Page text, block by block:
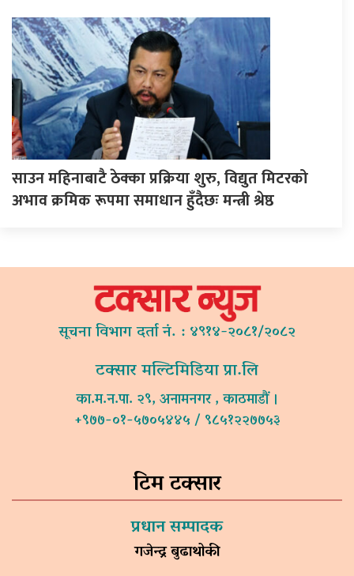
साउन महिनाबाटै ठेक्का प्रक्रिया शुरु, विद्युत मिटरको
अभाव क्रमिक रूपमा समाधान हुँदैछः मन्त्री श्रेष्ठ
सूचना विभाग दर्ता नं. : ४९१४-२०८१/२०८२
टक्सार मल्टिमिडिया प्रा.लि
का.म.न.पा. २९, अनामनगर , काठमाडौं ।
+९७७-०१-५७०५४४५ / ९८५१२२७७५३
टिम टक्सार
प्रधान सम्पादक
गजेन्द्र बुढाथोकी